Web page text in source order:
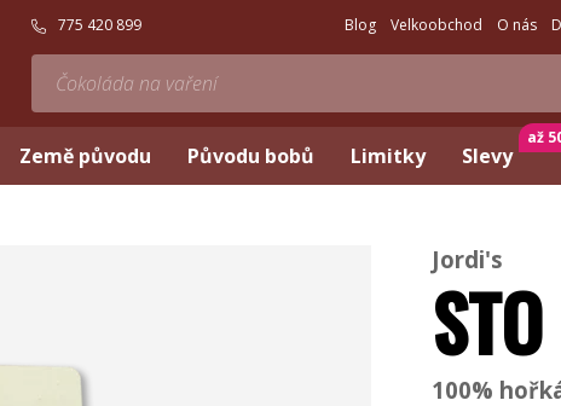
775 420 899 Blog Velkoobchod O nás
Země původu Původu bobů Limitky Slevy
až
Jordi's
STO
100%